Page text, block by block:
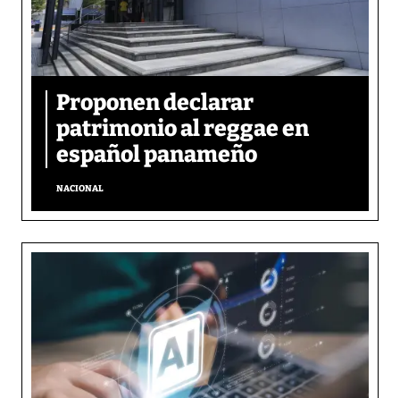
Proponen declarar
patrimonio al reggae en
español panameño
NACIONAL